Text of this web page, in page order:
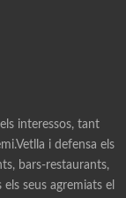
interessos, tant
i defensa els
bars-restaurants,
seus agremiats el